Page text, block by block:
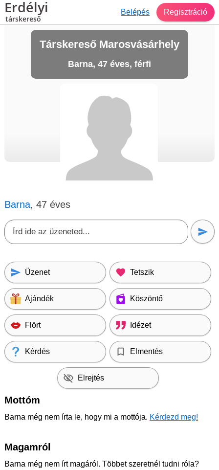
Erdélyi
társkereső
Belépés Regisztráció
Társkereső Marosvásárhely
Barna, 47 éves, férfi
Barna, 47 éves
Üzenet Tetszik
Ajándék Köszöntő
Flört Idézet
Kérdés Elmentés
Elrejtés
Mottóm
Barna még nem írta le, hogy mi a mottója. Kérdezd meg!
Magamról
Barna még nem írt magáról. Többet szeretnél tudni róla?